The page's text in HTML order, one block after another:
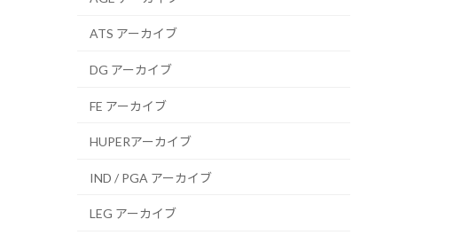
ATS アーカイブ
DG アーカイブ
FE アーカイブ
HUPERアーカイブ
IND / PGA アーカイブ
LEG アーカイブ